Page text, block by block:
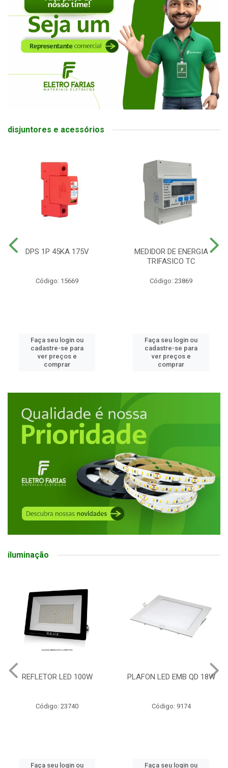
disjuntores e acessórios
DPS 1P 45KA 175V
Código: 15669
Faça seu login ou
cadastre-se para
ver preços e
comprar
MEDIDOR DE ENERGIA
TRIFASICO TC
Código: 23869
Faça seu login ou
cadastre-se para
ver preços e
comprar
iluminação
REFLETOR LED 100W
Código: 23740
Faça seu login ou
PLAFON LED EMB QD 18W
Código: 9174
Faça seu login ou